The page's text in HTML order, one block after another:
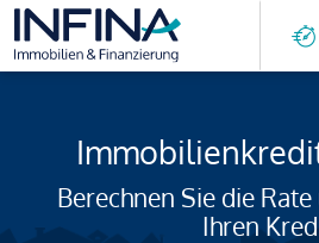
Berechnen Sie die
Ihren